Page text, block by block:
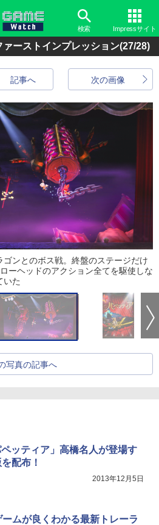
検索 Impressサイト
ーストインプレッション(27/28)
次の画像
記事へ
ンとのボス戦。終盤のステージだけ
ーヘッドのアクション全てを駆使しな
いた
写真の記事へ
ッティア」高橋名人が登場す
配布！
2013年12月5日
ムが良くわかる最新トレーラ